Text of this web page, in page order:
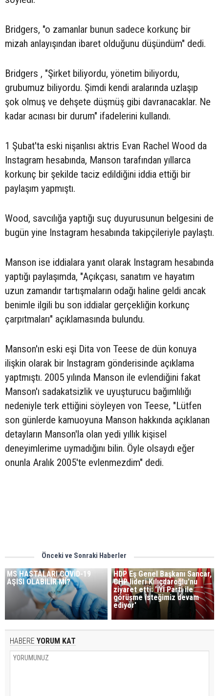
Bridgers, "o zamanlar bunun sadece korkunç bir
mizah anlayışından ibaret olduğunu düşündüm" dedi.
Bridgers , "Şirket biliyordu, yönetim biliyordu,
grubumuz biliyordu. Şimdi kendi aralarında uzlaşıp
şok olmuş ve dehşete düşmüş gibi davranacaklar. Ne
kadar acınası bir durum" ifadelerini kullandı.
1 Şubat'ta eski nişanlısı aktris Evan Rachel Wood da
Instagram hesabında, Manson tarafından yıllarca
korkunç bir şekilde taciz edildiğini iddia ettiği bir
paylaşım yapmıştı.
Wood, savcılığa yaptığı suç duyurusunun belgesini de
bugün yine Instagram hesabında takipçileriyle paylaştı.
Manson ise iddialara yanıt olarak Instagram hesabında
yaptığı paylaşımda, "Açıkçası, sanatım ve hayatım
uzun zamandır tartışmaların odağı haline geldi ancak
benimle ilgili bu son iddialar gerçekliğin korkunç
çarpıtmaları" açıklamasında bulundu.
Manson'ın eski eşi Dita von Teese de dün konuya
ilişkin olarak bir Instagram gönderisinde açıklama
yaptmıştı. 2005 yılında Manson ile evlendiğini fakat
Manson'ı sadakatsizlik ve uyuşturucu bağımlılığı
nedeniyle terk ettiğini söyleyen von Teese, "Lütfen
son günlerde kamuoyuna Manson hakkında açıklanan
detayların Manson'la olan yedi yıllık kişisel
deneyimlerime uymadığını bilin. Öyle olsaydı eğer
onunla Aralık 2005'te evlenmezdim" dedi.
Önceki ve Sonraki Haberler
MS HASTALARI COVİD-19
AŞISI OLABİLİR Mİ?
HDP Eş Genel Başkanı Sancar,
CHP lideri Kılıçdaroğlu'nu
ziyaret etti: 'İYİ Parti ile
görüşme isteğimiz devam
ediyor'
HABERE YORUM KAT